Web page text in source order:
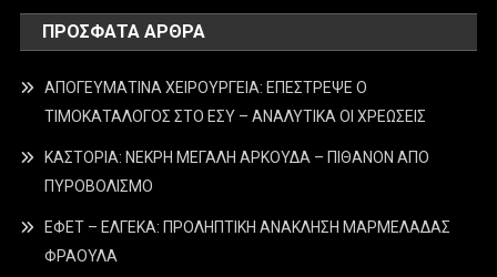
ΠΡΌΣΦΑΤΑ ΆΡΘΡΑ
ΑΠΟΓΕΥΜΑΤΙΝΑ ΧΕΙΡΟΥΡΓΕΙΑ: ΕΠΕΣΤΡΕΨΕ Ο
ΤΙΜΟΚΑΤΑΛΟΓΟΣ ΣΤΟ ΕΣΥ – ΑΝΑΛΥΤΙΚΑ ΟΙ ΧΡΕΩΣΕΙΣ
ΚΑΣΤΟΡΙΑ: ΝΕΚΡΗ ΜΕΓΑΛΗ ΑΡΚΟΥΔΑ – ΠΙΘΑΝΟΝ ΑΠΟ
ΠΥΡΟΒΟΛΙΣΜΟ
ΕΦΕΤ – ΕΛΓΕΚΑ: ΠΡΟΛΗΠΤΙΚΗ ΑΝΑΚΛΗΣΗ ΜΑΡΜΕΛΑΔΑΣ
ΦΡΑΟΥΛΑ